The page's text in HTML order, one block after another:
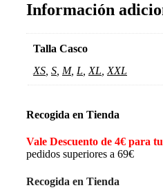
Información
Talla Casco
XS S M, L XL XXL
Recogida en Tienda
Vale Descuento de 4€ para
pedidos superiores a 69€
Recogida en Tienda